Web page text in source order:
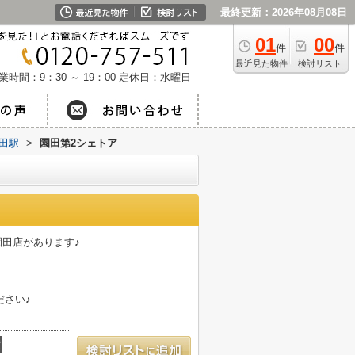
最終更新：2026年08月08日
01件
最近見た物件
00件
検討リスト
時間：9：30 ～ 19：00 定休日：水曜日
駅 > 園田第2シェトア
店があります♪
さい♪